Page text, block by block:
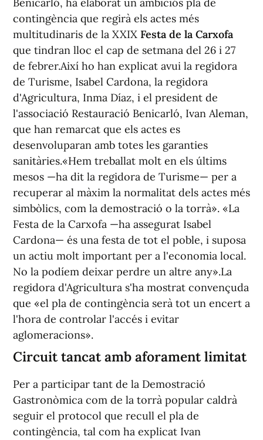
contingència que regirà els actes més
multitudinaris de la XXIX Festa de la Carxofa
que tindran lloc el cap de setmana del 26 i 27
de febrer.Així ho han explicat avui la regidora
de Turisme, Isabel Cardona, la regidora
d'Agricultura, Inma Díaz, i el president de
l'associació Restauració Benicarló, Ivan Aleman,
que han remarcat que els actes es
desenvoluparan amb totes les garanties
sanitàries.«Hem treballat molt en els últims
mesos —ha dit la regidora de Turisme— per a
recuperar al màxim la normalitat dels actes més
simbòlics, com la demostració o la torrà». «La
Festa de la Carxofa —ha assegurat Isabel
Cardona— és una festa de tot el poble, i suposa
un actiu molt important per a l'economia local.
No la podíem deixar perdre un altre any».La
regidora d'Agricultura s'ha mostrat convençuda
que «el pla de contingència serà tot un encert a
l'hora de controlar l'accés i evitar
aglomeracions».
Circuit tancat amb aforament limitat
Per a participar tant de la Demostració
Gastronòmica com de la torrà popular caldrà
seguir el protocol que recull el pla de
contingència, tal com ha explicat Ivan